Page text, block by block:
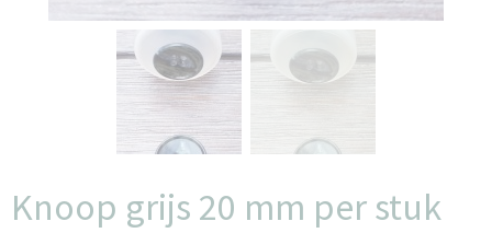
Knoop grijs 20 mm per stuk